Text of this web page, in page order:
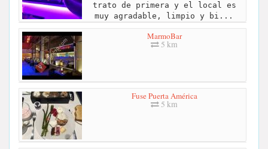
trato de primera y el local es
muy agradable, limpio y bi...
MarmoBar
5 km
Fuse Puerta América
5 km